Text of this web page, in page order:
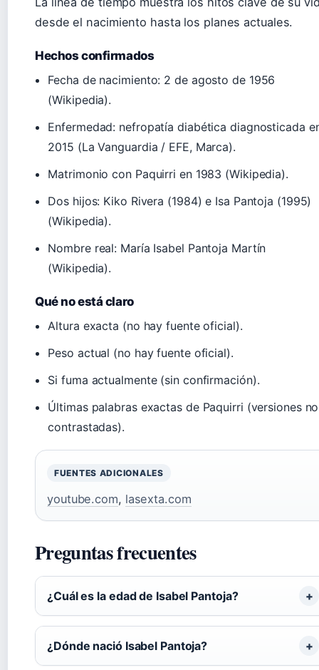
desde el nacimiento hasta los planes actuales.
Hechos confirmados
Fecha de nacimiento: 2 de agosto de 1956
(Wikipedia).
Enfermedad: nefropatía diabética diagnosticada
2015 (La Vanguardia / EFE, Marca).
Matrimonio con Paquirri en 1983 (Wikipedia).
Dos hijos: Kiko Rivera (1984) e Isa Pantoja (1995)
(Wikipedia).
Nombre real: María Isabel Pantoja Martín
(Wikipedia).
Qué no está claro
Altura exacta (no hay fuente oficial).
Peso actual (no hay fuente oficial).
Si fuma actualmente (sin confirmación).
Últimas palabras exactas de Paquirri (versiones no
contrastadas).
FUENTES ADICIONALES
youtube.com, lasexta.com
Preguntas frecuentes
¿Cuál es la edad de Isabel Pantoja?
¿Dónde nació Isabel Pantoja?